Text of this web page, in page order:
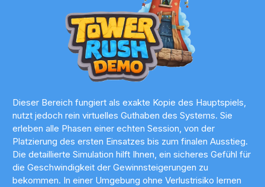
Dieser Bereich fungiert als exakte Kopie des Hauptspiels,
nutzt jedoch rein virtuelles Guthaben des Systems. Sie
erleben alle Phasen einer echten Session, von der
Platzierung des ersten Einsatzes bis zum finalen Ausstieg.
Die detaillierte Simulation hilft Ihnen, ein sicheres Gefühl für
die Geschwindigkeit der Gewinnsteigerungen zu
bekommen. In einer Umgebung ohne Verlustrisiko lernen